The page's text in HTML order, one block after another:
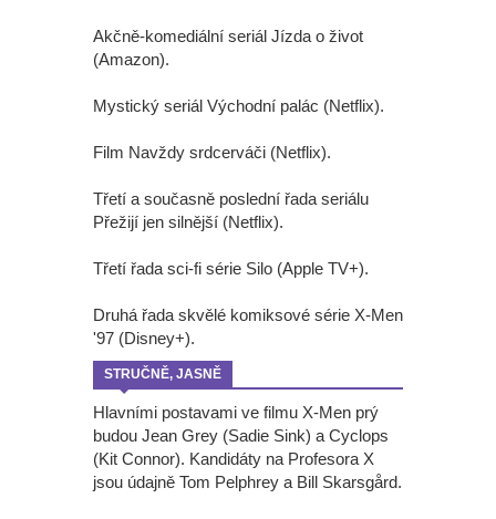
Akčně-komediální seriál Jízda o život
(Amazon).
Mystický seriál Východní palác (Netflix).
Film Navždy srdcerváči (Netflix).
Třetí a současně poslední řada seriálu
Přežijí jen silnější (Netflix).
Třetí řada sci-fi série Silo (Apple TV+).
Druhá řada skvělé komiksové série X-Men
'97 (Disney+).
STRUČNĚ, JASNĚ
Hlavními postavami ve filmu X-Men prý
budou Jean Grey (Sadie Sink) a Cyclops
(Kit Connor). Kandidáty na Profesora X
jsou údajně Tom Pelphrey a Bill Skarsgård.